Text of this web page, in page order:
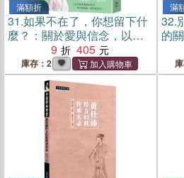
滿額折
31.如果不在了，你想留下什
麼？：關於愛與信念，以及
給至愛之人最無價的生命禮
9 405
庫存：2
滿
32.
的
狀
骨
迷思